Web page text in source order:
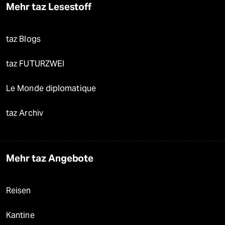
Mehr taz Lesestoff
taz Blogs
taz FUTURZWEI
Le Monde diplomatique
taz Archiv
Mehr taz Angebote
Reisen
Kantine